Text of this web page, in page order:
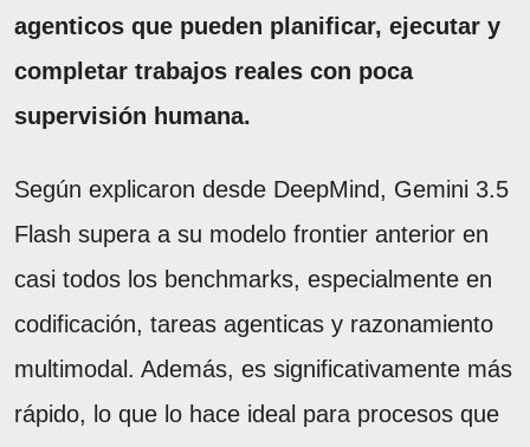
agenticos que pueden planificar, ejecutar y
completar trabajos reales con poca
supervisión humana.
Según explicaron desde DeepMind, Gemini 3.5
Flash supera a su modelo frontier anterior en
casi todos los benchmarks, especialmente en
codificación, tareas agenticas y razonamiento
multimodal. Además, es significativamente más
rápido, lo que lo hace ideal para procesos que